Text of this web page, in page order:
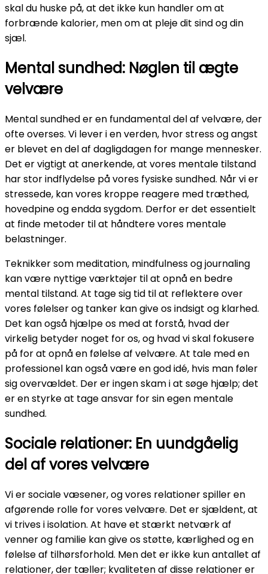
skal du huske på, at det ikke kun handler om at
forbrænde kalorier, men om at pleje dit sind og din
sjæl.
Mental sundhed: Nøglen til ægte
velvære
Mental sundhed er en fundamental del af velvære, der
ofte overses. Vi lever i en verden, hvor stress og angst
er blevet en del af dagligdagen for mange mennesker.
Det er vigtigt at anerkende, at vores mentale tilstand
har stor indflydelse på vores fysiske sundhed. Når vi er
stressede, kan vores kroppe reagere med træthed,
hovedpine og endda sygdom. Derfor er det essentielt
at finde metoder til at håndtere vores mentale
belastninger.
Teknikker som meditation, mindfulness og journaling
kan være nyttige værktøjer til at opnå en bedre
mental tilstand. At tage sig tid til at reflektere over
vores følelser og tanker kan give os indsigt og klarhed.
Det kan også hjælpe os med at forstå, hvad der
virkelig betyder noget for os, og hvad vi skal fokusere
på for at opnå en følelse af velvære. At tale med en
professionel kan også være en god idé, hvis man føler
sig overvældet. Der er ingen skam i at søge hjælp; det
er en styrke at tage ansvar for sin egen mentale
sundhed.
Sociale relationer: En uundgåelig
del af vores velvære
Vi er sociale væsener, og vores relationer spiller en
afgørende rolle for vores velvære. Det er sjældent, at
vi trives i isolation. At have et stærkt netværk af
venner og familie kan give os støtte, kærlighed og en
følelse af tilhørsforhold. Men det er ikke kun antallet af
relationer, der tæller; kvaliteten af disse relationer er